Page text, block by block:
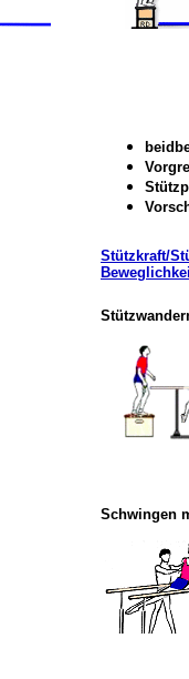
Stützkraft/
Schwingen